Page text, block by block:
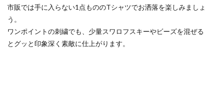
市販では手に入らない1点もののTシャツでお洒落を楽しみましょ
う。
ワンポイントの刺繍でも、少量スワロフスキーやビーズを混ぜる
とグッと印象深く素敵に仕上がります。